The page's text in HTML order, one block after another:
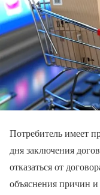
Потребитель имеет
дня заключения
отказаться от
объяснения причин и